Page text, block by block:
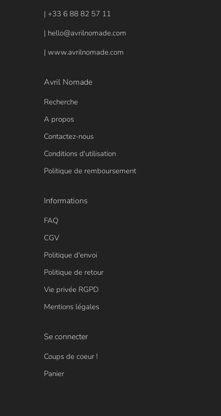
| +33 6 88 82 57 11
| hello@avrilnomade.com
| www.avrilnomade.com
Avril Nomade
Recherche
A propos
Contactez-nous
Conditions d'utilisation
Politique de remboursement
Informations
FAQ
CGV
Politique d'envoi
Politique de retour
Vie privée RGPD
Mentions légales
Se connecter
Coups de coeur !
Panier